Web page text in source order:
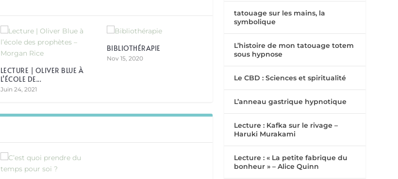
LECTURE | OLIVER BLUE À
L’ÉCOLE DE...
Juin 24, 2021
BIBLIOTHÉRAPIE
Nov 15, 2020
tatouage sur les mains, la
symbolique
L’histoire de mon tatouage totem
sous hypnose
Le CBD : Sciences et spiritualité
L’anneau gastrique hypnotique
Lecture : Kafka sur le rivage –
Haruki Murakami
Lecture : « La petite fabrique du
bonheur » – Alice Quinn